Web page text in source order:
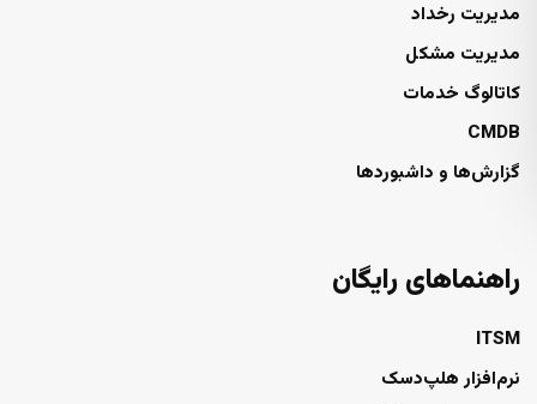
مدیریت رخداد
مدیریت مشکل
کاتالوگ خدمات
CMDB
گزارش‌ها و داشبوردها
راهنماهای رایگان
ITSM
نرم‌افزار هلپ‌دسک